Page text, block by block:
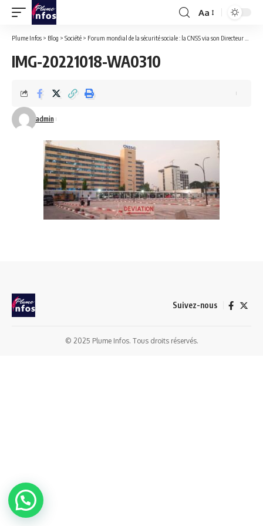
Font
Resizer
Aa
Plume Infos > Blog > Société > Forum mondial de la sécurité sociale : la CNSS via son Directeur Général ai Jean Simon MFUTI, obtient un second mandat de 3 ans (2022-2025) grâce aux actions à Impact visible.
IMG-20221018-WA0310
admin
Suivez-nous
© 2025 Plume Infos. Tous droits réservés.